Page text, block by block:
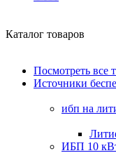
Каталог товаров
Посмотреть все
Источники
ибп на
ИБП 10